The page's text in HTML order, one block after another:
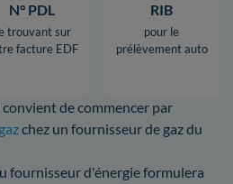
N° PDL
trouvant sur
facture EDF
RIB
pour le
prélèvement auto
de commencer par
chez un fournisseur de gaz du
fournisseur d'énergie formulera